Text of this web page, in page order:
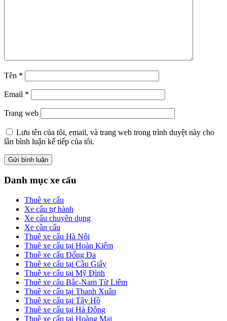
Tên *
Email *
Trang web
Lưu tên của tôi, email, và trang web trong trình duyệt này cho
lần bình luận kế tiếp của tôi.
Primary
Sidebar
Danh mục xe cẩu
Thuê xe cẩu
Xe cẩu tự hành
Xe cẩu chuyên dụng
Xe cần cẩu
Thuê xe cẩu Hà Nội
Thuê xe cẩu tại Hoàn Kiếm
Thuê xe cẩu Đống Đa
Thuê xe cẩu tại Cầu Giấy
Thuê xe cẩu tại Mỹ Đình
Thuê xe cẩu Bắc-Nam Từ Liêm
Thuê xe cẩu tại Thanh Xuân
Thuê xe cẩu tại Tây Hồ
Thuê xe cẩu tại Hà Đông
Thuê xe cẩu tại Hoàng Mai